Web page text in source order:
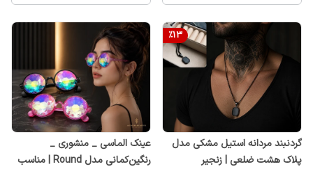
%13
گردنبند مردانه استیل مشکی مدل
پلاک هشت ضلعی | زنجیر
عینک الماسی _ منشوری _
رنگین‌کمانی مدل Round | مناسب